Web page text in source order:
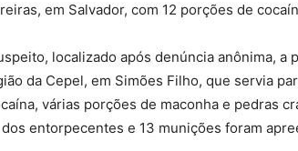
em Salvador, com 12 porções de
localizado após denúncia anônima, a
da Cepel, em Simões Filho, que servia
várias porções de maconha e pedras
dos entorpecentes e 13 munições foram